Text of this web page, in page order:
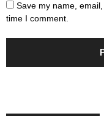
Save my name,
time I comment.